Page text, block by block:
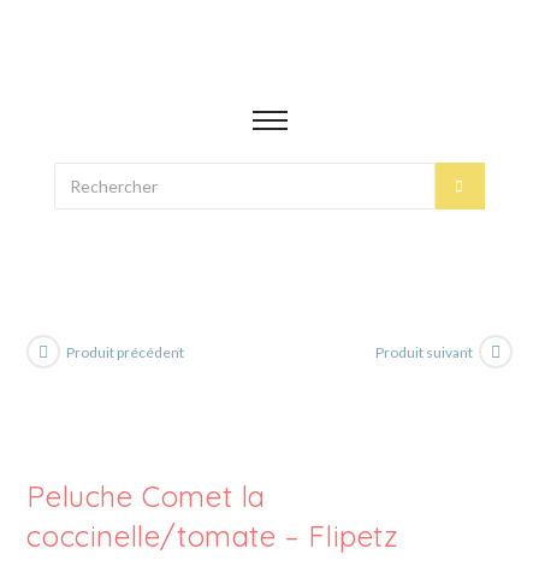
Produit précédent Produit suivant
Peluche Comet la
coccinelle/tomate – Flipetz